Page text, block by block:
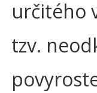
určitého
tzv.